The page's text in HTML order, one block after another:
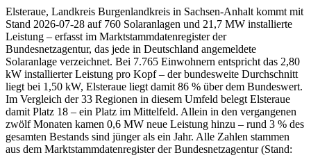
Elsteraue, Landkreis Burgenlandkreis in Sachsen-Anhalt kommt mit
Stand 2026-07-28 auf 760 Solaranlagen und 21,7 MW installierte
Leistung – erfasst im Marktstammdatenregister der
Bundesnetzagentur, das jede in Deutschland angemeldete
Solaranlage verzeichnet. Bei 7.765 Einwohnern entspricht das 2,80
kW installierter Leistung pro Kopf – der bundesweite Durchschnitt
liegt bei 1,50 kW, Elsteraue liegt damit 86 % über dem Bundeswert.
Im Vergleich der 33 Regionen in diesem Umfeld belegt Elsteraue
damit Platz 18 – ein Platz im Mittelfeld. Allein in den vergangenen
zwölf Monaten kamen 0,6 MW neue Leistung hinzu – rund 3 % des
gesamten Bestands sind jünger als ein Jahr. Alle Zahlen stammen
aus dem Marktstammdatenregister der Bundesnetzagentur (Stand: